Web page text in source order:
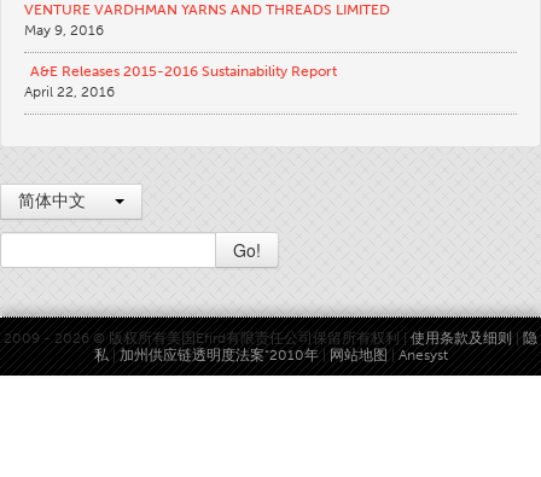
VENTURE VARDHMAN YARNS AND THREADS LIMITED
May 9, 2016
A&E Releases 2015-2016 Sustainability Report
April 22, 2016
简体中文
Go!
2009 - 2026 © 版权所有美国Efird有限责任公司保留所有权利 |使用条款及细则|隐
私|加州供应链透明度法案“2010年|网站地图|Anesyst